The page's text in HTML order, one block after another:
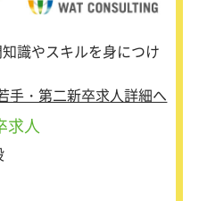
識やスキルを身につけ
手・第二新卒求人詳細へ
求人